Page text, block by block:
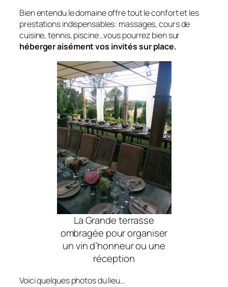
Bien entendu le domaine offre tout le confort et les
prestations indispensables: massages, cours de
cuisine, tennis, piscine…vous pourrez bien sur
héberger aisément vos invités sur place.
La Grande terrasse
ombragée pour organiser
un vin d’honneur ou une
réception
Voici quelques photos du lieu…